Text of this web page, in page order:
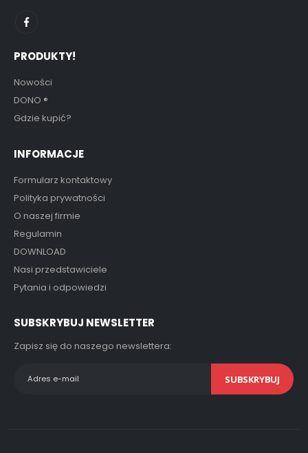
PRODUKTY!
Nowości
DONO ®
Gdzie kupić?
INFORMACJE
Formularz kontaktowy
Polityka prywatności
O naszej firmie
Regulamin
DOWNLOAD
Nasi przedstawiciele
Pytania i odpowiedzi
SUBSKRYBUJ NEWSLETTER
Zapisz się do naszego newslettera:
SUBSKRYBUJ